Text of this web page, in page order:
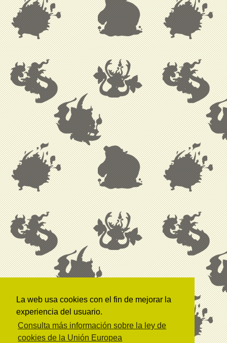
La web usa cookies con el fin de mejorar la
experiencia del usuario.
Consulta más información sobre la ley de
cookies de la Unión Europea